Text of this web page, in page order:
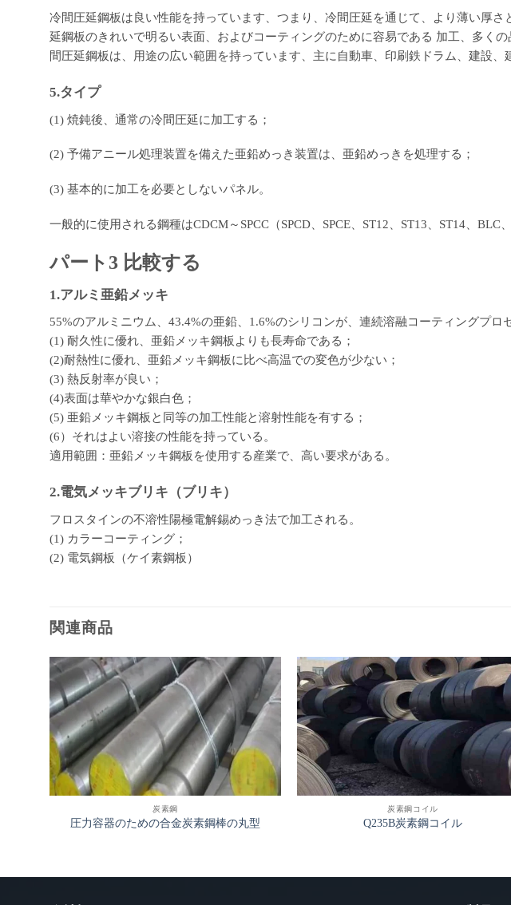
冷間圧延鋼板は良い性能を持っています、つまり、冷間圧延を通じて、より薄い厚
延鋼板のきれいで明るい表面、およびコーティングのために容易である 加工、多く
間圧延鋼板は、用途の広い範囲を持っています、主に自動車、印刷鉄ドラム、建設
5.タイプ
(1) 焼鈍後、通常の冷間圧延に加工する；
(2) 予備アニール処理装置を備えた亜鉛めっき装置は、亜鉛めっきを処理する；
(3) 基本的に加工を必要としないパネル。
一般的に使用される鋼種はCDCM～SPCC（SPCD、SPCE、ST12、ST13、ST14、
パート3 比較する
1.アルミ亜鉛メッキ
55%のアルミニウム、43.4%の亜鉛、1.6%のシリコンが、連続溶融コーティングプロ
(1) 耐久性に優れ、亜鉛メッキ鋼板よりも長寿命である；
(2)耐熱性に優れ、亜鉛メッキ鋼板に比べ高温での変色が少ない；
(3) 熱反射率が良い；
(4)表面は華やかな銀白色；
(5) 亜鉛メッキ鋼板と同等の加工性能と溶射性能を有する；
(6）それはよい溶接の性能を持っている。
適用範囲：亜鉛メッキ鋼板を使用する産業で、高い要求がある。
2.電気メッキブリキ（ブリキ）
フロスタインの不溶性陽極電解錫めっき法で加工される。
(1) カラーコーティング；
(2) 電気鋼板（ケイ素鋼板）
関連商品
炭素鋼
圧力容器のための合金炭素鋼棒の丸型
炭素鋼コイル
Q235B炭素鋼コイル